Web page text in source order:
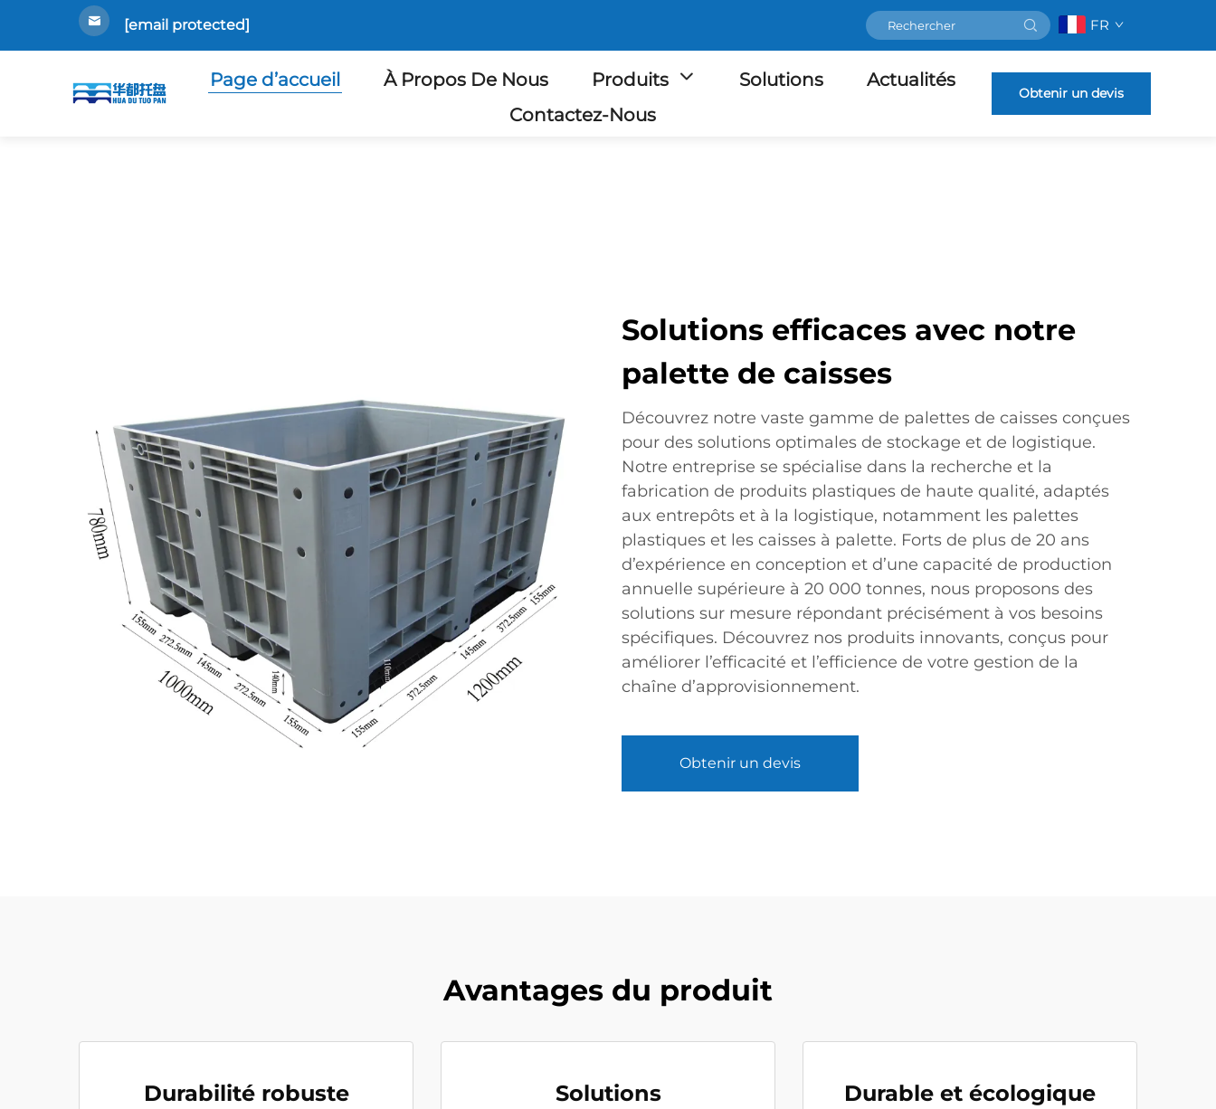
[email protected] FR
Page d’accueil À Propos De Nous Produits Solutions
Actualités
Contactez-Nous
Obtenir un devis
Solutions efficaces avec notre
palette de caisses
Découvrez notre vaste gamme de palettes de caisses conçues
pour des solutions optimales de stockage et de logistique.
Notre entreprise se spécialise dans la recherche et la
fabrication de produits plastiques de haute qualité, adaptés
aux entrepôts et à la logistique, notamment les palettes
plastiques et les caisses à palette. Forts de plus de 20 ans
d’expérience en conception et d’une capacité de production
annuelle supérieure à 20 000 tonnes, nous proposons des
solutions sur mesure répondant précisément à vos besoins
spécifiques. Découvrez nos produits innovants, conçus pour
améliorer l’efficacité et l’efficience de votre gestion de la
chaîne d’approvisionnement.
Obtenir un devis
Avantages du produit
Durabilité robuste
Solutions
Durable et écologique